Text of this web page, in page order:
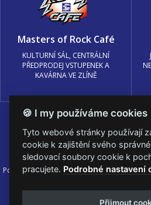
Masters of Rock Café
KULTURNÍ SÁL, CENTRÁLNÍ
PŘEDPRODEJ VSTUPENEK A
KAVÁRNA VE ZLÍNĚ
Podmínky užití 🍪 Změnit nastavení
©
🍪 I my používáme cookies
Tyto webové stránky používají
cookie k zajištění svého
sledovací soubory cookie k
pracujete. Podrobné nastavení
Přijmout